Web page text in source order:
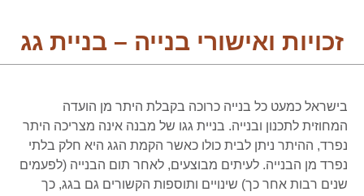
זכויות ואישורי בנייה – בניית גג
בישראל כמעט כל בנייה כרוכה בקבלת היתר מן הועדה
המחוזית לתכנון ובנייה. בניית גגו של מבנה אינה מצריכה היתר
נפרד, ההיתר ניתן לבית כולו כאשר הקמת הגג היא חלק בלתי
נפרד מן הבנייה. לעיתים מבוצעים, לאחר תום הבנייה (לפעמים
שנים רבות אחר כך) שינויים ותוספות הקשורים גם בגג, כך